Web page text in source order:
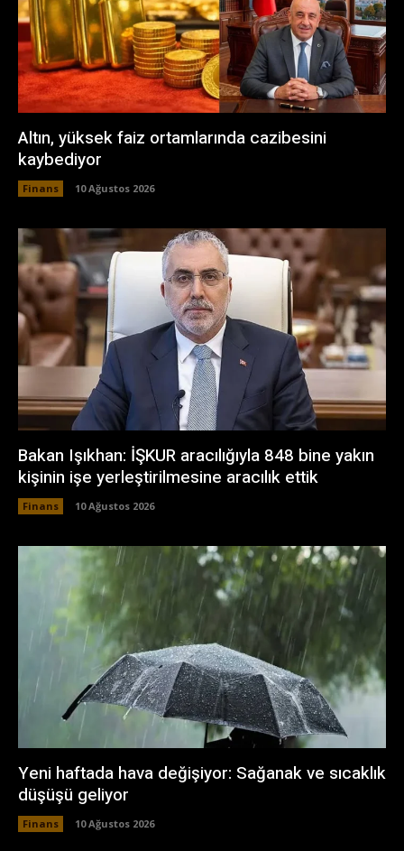
Altın, yüksek faiz ortamlarında cazibesini
kaybediyor
Finans 10 Ağustos 2026
Bakan Işıkhan: İŞKUR aracılığıyla 848 bine yakın
kişinin işe yerleştirilmesine aracılık ettik
Finans 10 Ağustos 2026
Yeni haftada hava değişiyor: Sağanak ve sıcaklık
düşüşü geliyor
Finans 10 Ağustos 2026